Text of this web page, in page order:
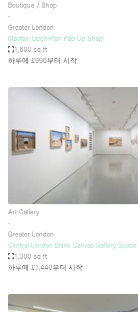
Apartment / Loft
Art Gallery
Atelier / Workshop Studio
Boat
Boutique / Shop
Conference Room
Container
Creative Space
Fair / Festival
Hall
Mall Shop
Mansion / House
Meeting Space
Other
Boutique / Shop
∙
Greater London
Mayfair Open Plan Pop Up Shop
1,600 sq ft
하루에 £996부터 시작
Art Gallery
∙
Greater London
Central London Blank Canvas Gallery
1,300 sq ft
하루에 £1,440부터 시작